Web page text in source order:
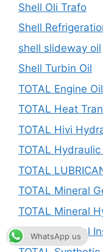
Shell Oli Trafo
Shell
shell slideway oil
Shell Turbin Oil
TOTAL Engine
TOTAL Heat
TOTAL Hivi
TOTAL
TOTAL
TOTAL Mineral
TOTAL Mineral
TOTAL Mineral
WhatsApp us